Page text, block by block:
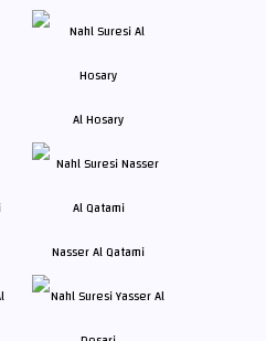
Al Hosary
Nasser Al Qatami